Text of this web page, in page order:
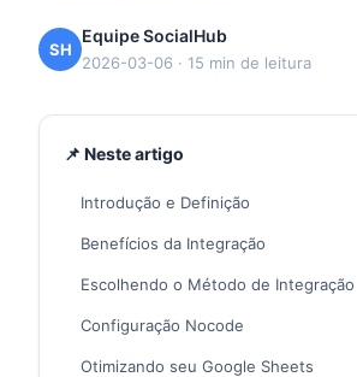
SH
Equipe SocialHub
2026-03-06 · 15 min de leitura
📌 Neste artigo
Introdução e Definição
Benefícios da Integração
Escolhendo o Método de Integração
Configuração Nocode
Otimizando seu Google Sheets